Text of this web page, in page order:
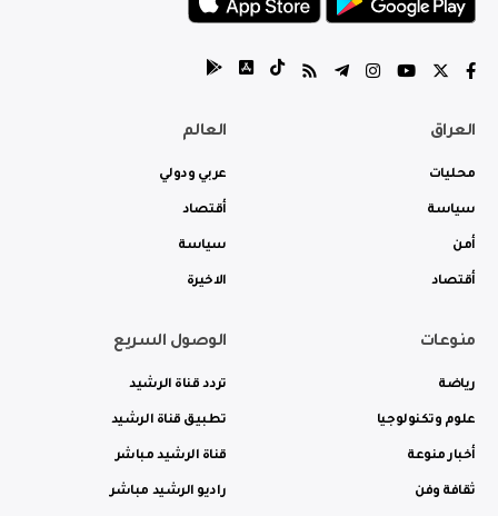
العراق
محليات
سياسة
أمن
أقتصاد
العالم
عربي ودولي
أقتصاد
سياسة
الاخيرة
منوعات
رياضة
علوم وتكنولوجيا
أخبار منوعة
ثقافة وفن
الوصول السريع
تردد قناة الرشيد
تطبيق قناة الرشيد
قناة الرشيد مباشر
راديو الرشيد مباشر